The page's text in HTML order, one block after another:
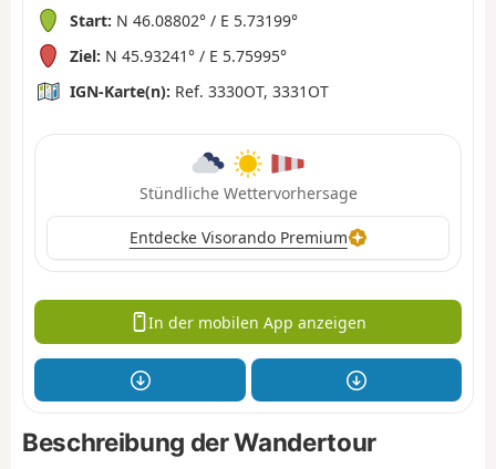
Start: N 46.08802° / E 5.73199°
Ziel: N 45.93241° / E 5.75995°
IGN-Karte(n): Ref. 3330OT, 3331OT
Stündliche Wettervorhersage
Entdecke Visorando Premium
In der mobilen App anzeigen
Beschreibung der Wandertour